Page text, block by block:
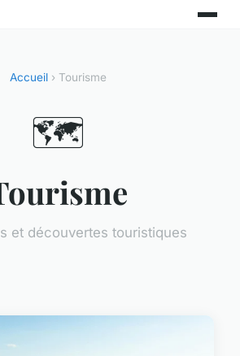
Accueil› Tourisme
🗺️
et découvertes touristiques